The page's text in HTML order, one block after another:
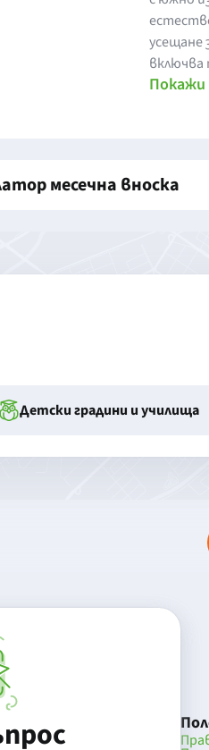
усещане
включва
Покажи
месечна вноска
Детски градини и училища